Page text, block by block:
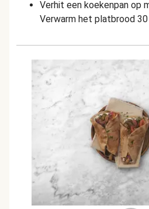
Verhit een koekenpan op
Verwarm het platbrood